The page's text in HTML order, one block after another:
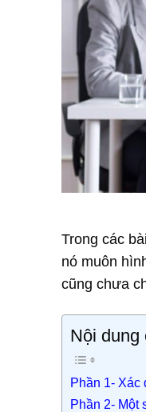
Trong các
nó muôn
cũng chưa
Nội dung
Phần 1-
Phần 2- Một